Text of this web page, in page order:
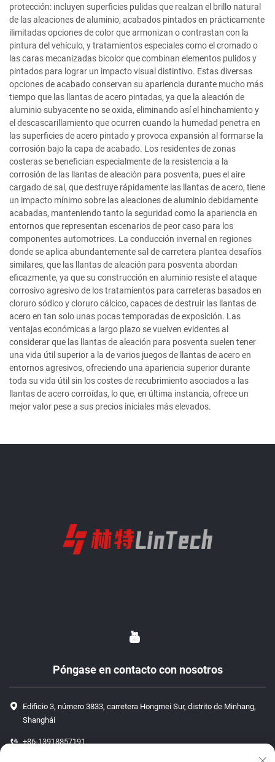
protección: incluyen superficies pulidas que realzan el brillo natural
de las aleaciones de aluminio, acabados pintados en prácticamente
ilimitadas opciones de color que armonizan o contrastan con la
pintura del vehículo, y tratamientos especiales como el cromado o
las caras mecanizadas bicolor que combinan elementos pulidos y
pintados para lograr un impacto visual distintivo. Estas diversas
opciones de acabado conservan su apariencia durante mucho más
tiempo que las llantas de acero pintadas, ya que la aleación de
aluminio subyacente no se oxida, eliminando así el hinchamiento y
el descascarillamiento que ocurren cuando la humedad penetra en
las superficies de acero pintado y provoca expansión al formarse la
corrosión bajo la capa de acabado. Los residentes de zonas
costeras se benefician especialmente de la resistencia a la
corrosión de las llantas de aleación para posventa, pues el aire
cargado de sal, que destruye rápidamente las llantas de acero, tiene
un impacto mínimo sobre las aleaciones de aluminio debidamente
acabadas, manteniendo tanto la seguridad como la apariencia en
entornos que representan escenarios de peor caso para los
componentes automotrices. La conducción invernal en regiones
donde se aplica abundantemente sal de carretera plantea desafíos
similares, que las llantas de aleación para posventa abordan
eficazmente, ya que su construcción en aluminio resiste el ataque
corrosivo agresivo de los tratamientos para carreteras basados en
cloruro sódico y cloruro cálcico, capaces de destruir las llantas de
acero en tan solo unas pocas temporadas de exposición. Las
ventajas económicas a largo plazo se vuelven evidentes al
considerar que las llantas de aleación para posventa suelen tener
una vida útil superior a la de varios juegos de llantas de acero en
entornos agresivos, ofreciendo una apariencia superior durante
toda su vida útil sin los costes de recubrimiento asociados a las
llantas de acero corroídas, lo que, en última instancia, ofrece un
mejor valor pese a sus precios iniciales más elevados.
Póngase en contacto con nosotros
Edificio 3, número 3833, carretera Hongmei Sur, distrito de Minhang,
Shanghái
+86-13918857191